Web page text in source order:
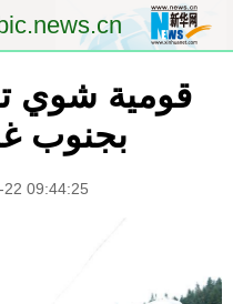
الصفحة الأولى
العالم
قومية شوي
بجنوب
22 09:44:25